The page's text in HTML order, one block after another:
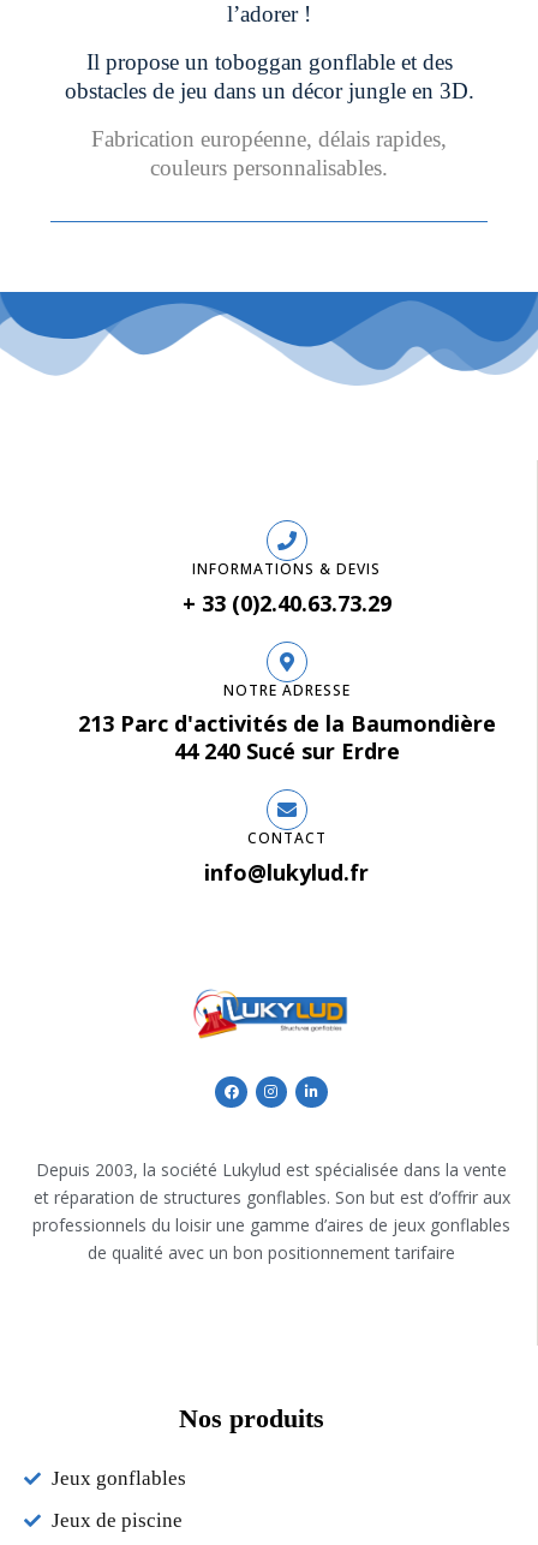
l’adorer !
Il propose un toboggan gonflable et des
obstacles de jeu dans un décor jungle en 3D.
Fabrication européenne, délais rapides,
couleurs personnalisables.
INFORMATIONS & DEVIS
+ 33 (0)2.40.63.73.29
NOTRE ADRESSE
213 Parc d'activités de la Baumondière
44 240 Sucé sur Erdre
CONTACT
info@lukylud.fr
Depuis 2003, la société Lukylud est spécialisée dans la vente
et réparation de structures gonflables. Son but est d’offrir aux
professionnels du loisir une gamme d’aires de jeux gonflables
de qualité avec un bon positionnement tarifaire
Nos produits
Jeux gonflables
Jeux de piscine